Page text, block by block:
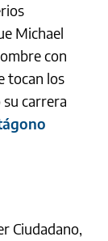
Michael
con
tocan los
carrera
Ciudadano,